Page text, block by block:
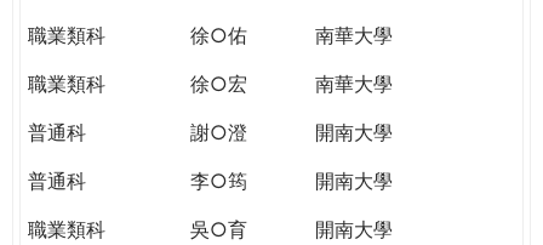
職業類科
徐○佑
南華大學
職業類科
徐○宏
南華大學
普通科
謝○澄
開南大學
普通科
李○筠
開南大學
職業類科
吳○育
開南大學